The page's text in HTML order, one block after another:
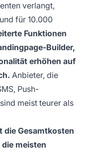
verlangt,
für 10.000
Funktionen
Builder,
erhöhen auf
Anbieter, die
Push-
meist teurer als
Gesamtkosten
meisten